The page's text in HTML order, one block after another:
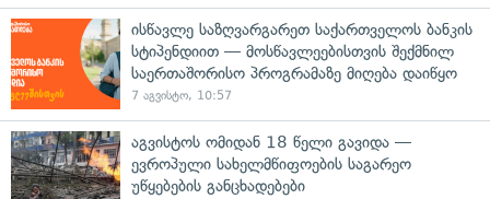
ისწავლე საზღვარგარეთ საქართველოს ბანკის
სტიპენდიით — მოსწავლეებისთვის შექმნილ
საერთაშორისო პროგრამაზე მიღება დაიწყო
7 აგვისტო, 10:57
აგვისტოს ომიდან 18 წელი გავიდა —
ევროპული სახელმწიფოების საგარეო
უწყებების განცხადებები